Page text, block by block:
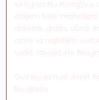
su ogromnu energiju u
obiljem foto-materijala
obilazak, grada, učinili
rame sa najboljim
vodič zavolećete
Ova knjiga nudi deset
Beogradu.